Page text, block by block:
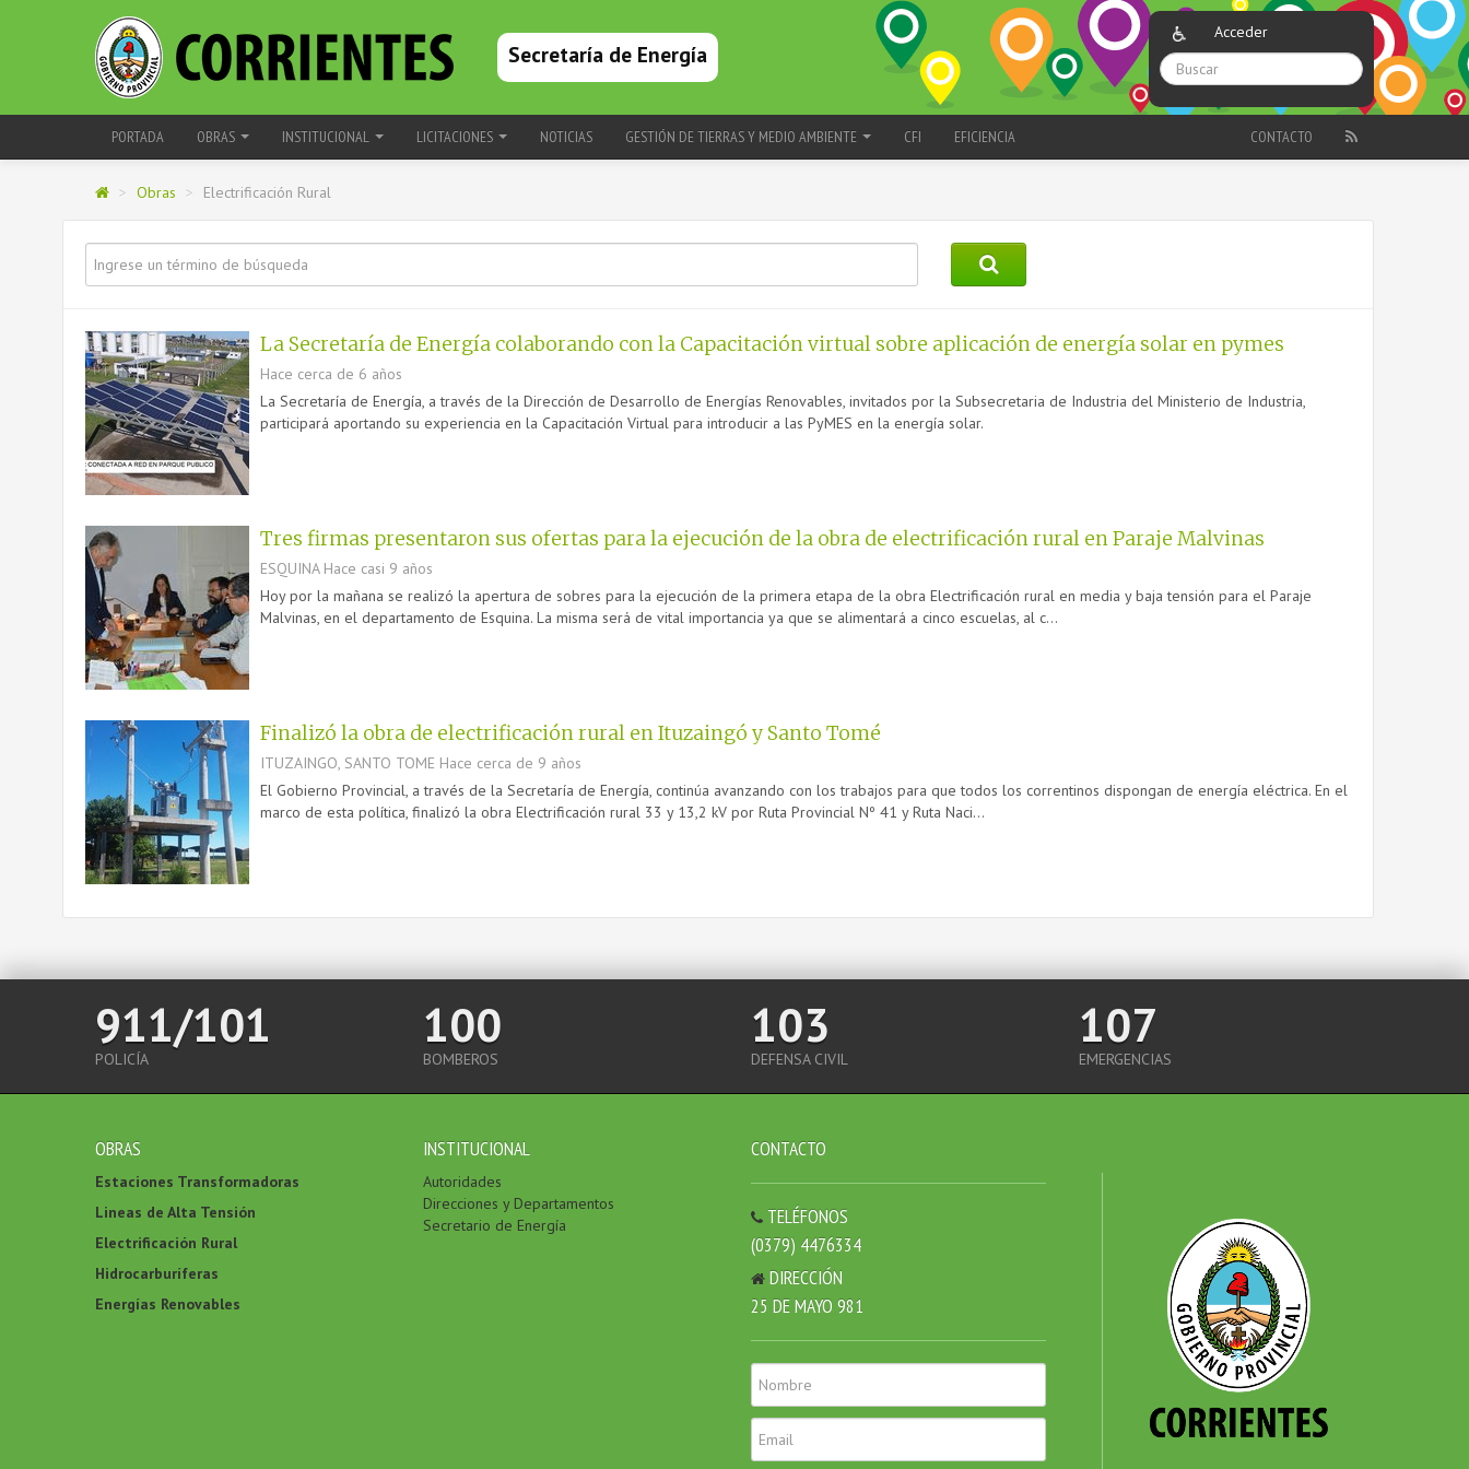
Acceder
Secretaría de Energía
PORTADA OBRAS INSTITUCIONAL LICITACIONES NOTICIAS GESTIÓN DE TIERRAS Y MEDIO AMBIENTE CFI EFICIENCIA CONTACTO
> Obras > Electrificación Rural
La Secretaría de Energía colaborando con la Capacitación virtual sobre aplicación de energía solar en pymes
Hace cerca de 6 años
La Secretaría de Energía, a través de la Dirección de Desarrollo de Energías Renovables, invitados por la Subsecretaria de Industria del Ministerio de Industria,
participará aportando su experiencia en la Capacitación Virtual para introducir a las PyMES en la energía solar.
Tres firmas presentaron sus ofertas para la ejecución de la obra de electrificación rural en Paraje Malvinas
ESQUINA Hace casi 9 años
Hoy por la mañana se realizó la apertura de sobres para la ejecución de la primera etapa de la obra Electrificación rural en media y baja tensión para el Paraje
Malvinas, en el departamento de Esquina. La misma será de vital importancia ya que se alimentará a cinco escuelas, al c...
Finalizó la obra de electrificación rural en Ituzaingó y Santo Tomé
ITUZAINGO, SANTO TOME Hace cerca de 9 años
El Gobierno Provincial, a través de la Secretaría de Energía, continúa avanzando con los trabajos para que todos los correntinos dispongan de energía eléctrica. En el
marco de esta política, finalizó la obra Electrificación rural 33 y 13,2 kV por Ruta Provincial Nº 41 y Ruta Naci...
911/101
POLICÍA
100
BOMBEROS
103
DEFENSA CIVIL
107
EMERGENCIAS
OBRAS
Estaciones Transformadoras
Lineas de Alta Tensión
Electrificación Rural
Hidrocarburíferas
Energías Renovables
INSTITUCIONAL
Autoridades
Direcciones y Departamentos
Secretario de Energía
CONTACTO
TELÉFONOS
(0379) 4476334
DIRECCIÓN
25 DE MAYO 981